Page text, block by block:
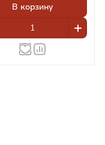
В корзину